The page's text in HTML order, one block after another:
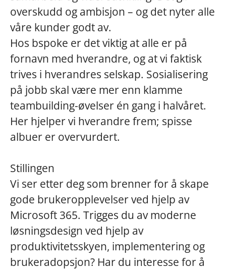
overskudd og ambisjon – og det nyter alle
våre kunder godt av.
Hos bspoke er det viktig at alle er på
fornavn med hverandre, og at vi faktisk
trives i hverandres selskap. Sosialisering
på jobb skal være mer enn klamme
teambuilding-øvelser én gang i halvåret.
Her hjelper vi hverandre frem; spisse
albuer er overvurdert.
Stillingen
Vi ser etter deg som brenner for å skape
gode brukeropplevelser ved hjelp av
Microsoft 365. Trigges du av moderne
løsningsdesign ved hjelp av
produktivitetsskyen, implementering og
brukeradopsjon? Har du interesse for å